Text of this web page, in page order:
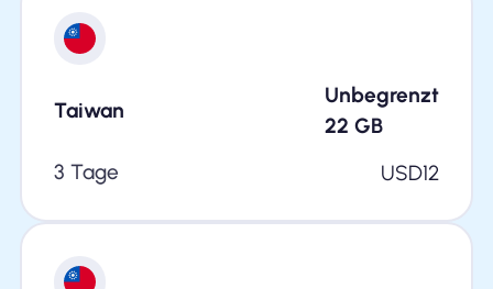
Taiwan
Unbegrenzt
22 GB
3 Tage
USD12